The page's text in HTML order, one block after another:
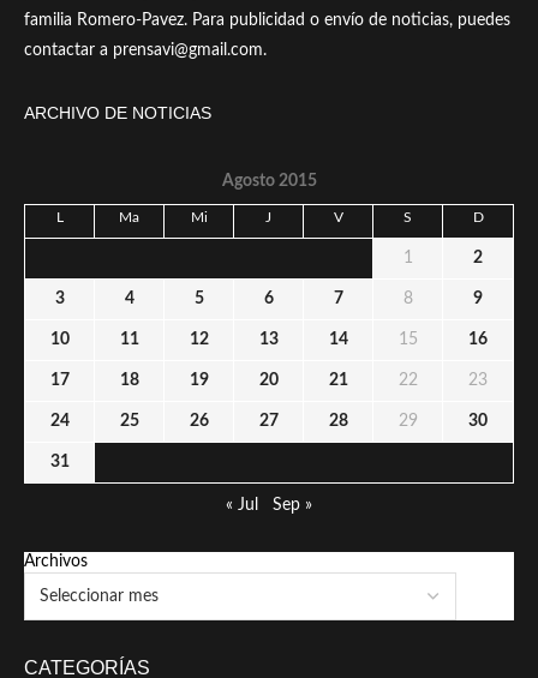
familia Romero-Pavez. Para publicidad o envío de noticias, puedes
contactar a prensavi@gmail.com.
ARCHIVO DE NOTICIAS
Agosto 2015
L Ma Mi J V S D
1 2
3 4 5 6 7 8 9
10 11 12 13 14 15 16
17 18 19 20 21 22 23
24 25 26 27 28 29 30
31
« Jul Sep »
Archivos
CATEGORÍAS